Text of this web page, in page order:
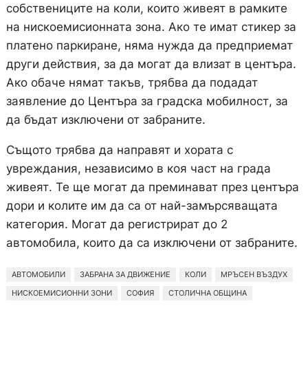
собствениците на коли, които живеят в рамките
на нискоемисионната зона. Ако те имат стикер за
платено паркиране, няма нужда да предприемат
други действия, за да могат да влизат в центъра.
Ако обаче нямат такъв, трябва да подадат
заявление до Центъра за градска мобилност, за
да бъдат изключени от забраните.
Същото трябва да направят и хората с
увреждания, независимо в коя част на града
живеят. Те ще могат да преминават през центъра
дори и колите им да са от най-замърсяващата
категория. Могат да регистрират до 2
автомобила, които да са изключени от забраните.
АВТОМОБИЛИ ЗАБРАНА ЗА ДВИЖЕНИЕ КОЛИ
МРЪСЕН ВЪЗДУХ
НИСКОЕМИСИОННИ ЗОНИ
СОФИЯ СТОЛИЧНА ОБЩИНА